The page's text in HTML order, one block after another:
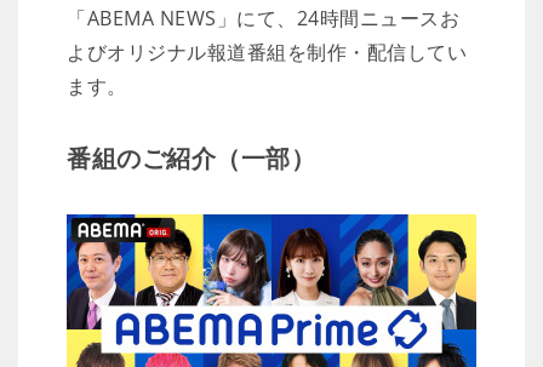
「ABEMA NEWS」にて、24時間ニュースお
よびオリジナル報道番組を制作・配信してい
ます。
番組のご紹介（一部）